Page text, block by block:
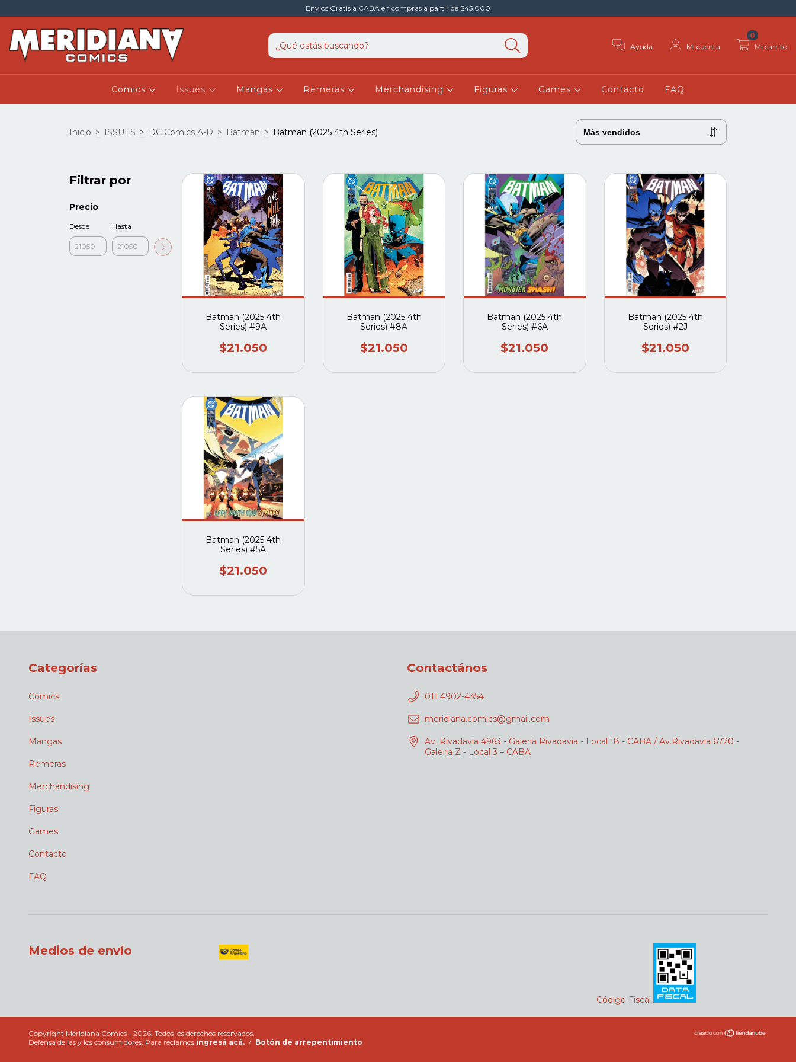
Envios Gratis a CABA en compras a partir de $45.000
Ayuda Mi cuenta Mi carrito
0
Comics Issues Mangas Remeras Merchandising Figuras Games Contacto FAQ
Inicio > ISSUES > DC Comics A-D > Batman > Batman (2025 4th Series)
Filtrar por
Precio
Desde Hasta
Batman (2025 4th
Series) #9A
$21.050
Batman (2025 4th
Series) #8A
$21.050
Batman (2025 4th
Series) #6A
$21.050
Batman (2025 4th
Series) #2J
$21.050
Batman (2025 4th
Series) #5A
$21.050
Categorías
Comics
Issues
Mangas
Remeras
Merchandising
Figuras
Games
Contacto
FAQ
Contactános
011 4902-4354
meridiana.comics@gmail.com
Av. Rivadavia 4963 - Galeria Rivadavia - Local 18 - CABA / Av.Rivadavia 6720 -
Galeria Z - Local 3 – CABA
Medios de envío
Código Fiscal
Copyright Meridiana Comics - 2026. Todos los derechos reservados.
Defensa de las y los consumidores. Para reclamos ingresá acá. / Botón de arrepentimiento